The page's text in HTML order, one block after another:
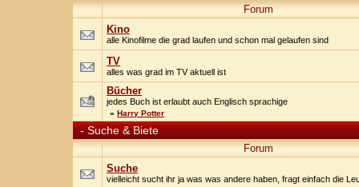
Forum
Kino
alle Kinofilme die grad laufen und schon mal gelaufen sind
TV
alles was grad im TV aktuell ist
Bücher
jedes Buch ist erlaubt auch Englisch sprachige
» Harry Potter
- Suche & Biete
Forum
Suche
vielleicht sucht ihr ja was was andere haben, fragt einfach die